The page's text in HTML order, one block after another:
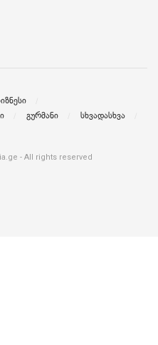
გურმანი
სხვადასხვა
- All rights reserved